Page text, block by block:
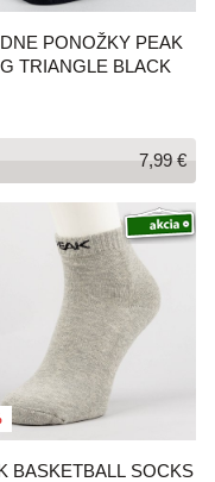
PONOŽKY PEAK
TRIANGLE BLACK
7,99 €
BASKETBALL SOCKS